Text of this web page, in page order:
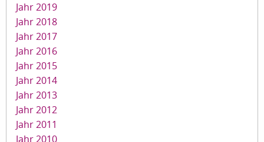
Jahr 2019
Jahr 2018
Jahr 2017
Jahr 2016
Jahr 2015
Jahr 2014
Jahr 2013
Jahr 2012
Jahr 2011
Jahr 2010